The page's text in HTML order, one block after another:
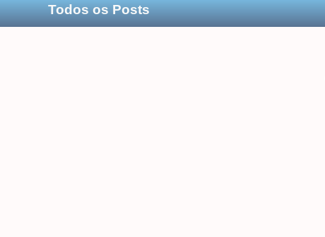
Todos os Posts